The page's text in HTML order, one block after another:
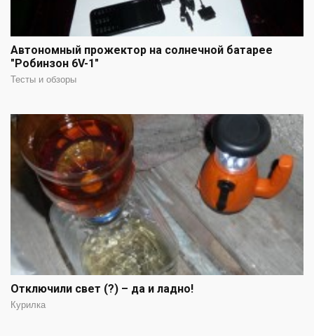
Автономный прожектор на солнечной батарее
"Робинзон 6V-1"
Тесты и обзоры
Отключили свет (?) – да и ладно!
Курилка